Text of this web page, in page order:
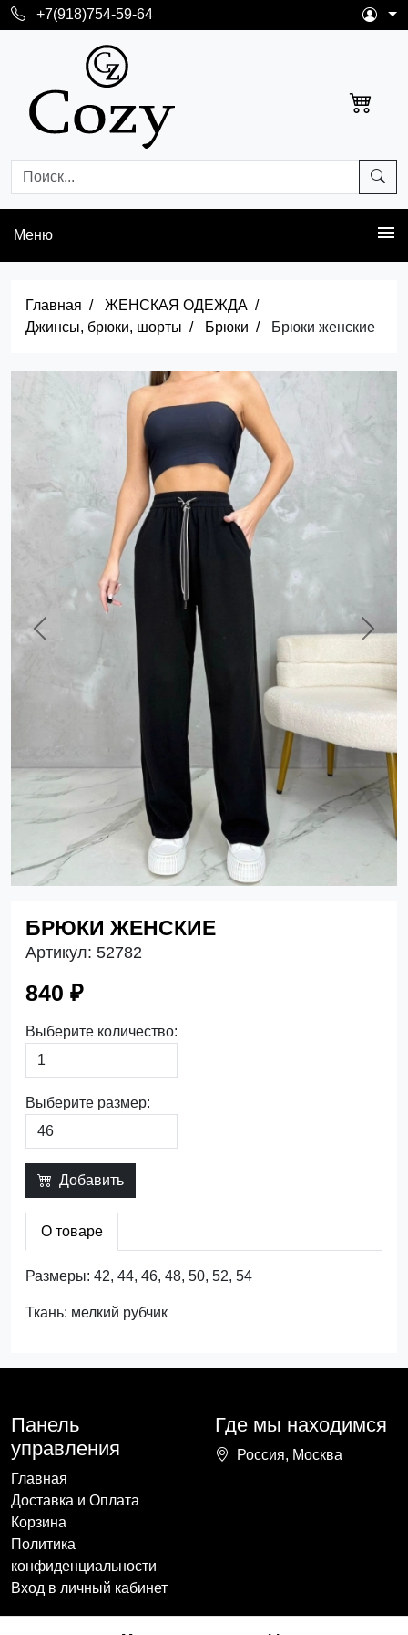
+7(918)754-59-64
Меню
Главная
ЖЕНСКАЯ ОДЕЖДА
Джинсы, брюки, шорты
Брюки Брюки женские
Previous Next
БРЮКИ ЖЕНСКИЕ
Артикул: 52782
840 ₽
Выберите количество:
Выберите размер:
Добавить
О товаре
Размеры: 42, 44, 46, 48, 50, 52, 54
Ткань: мелкий рубчик
Панель
управления
Главная
Доставка и Оплата
Корзина
Политика
конфиденциальности
Вход в личный кабинет
Где мы находимся
Россия, Москва